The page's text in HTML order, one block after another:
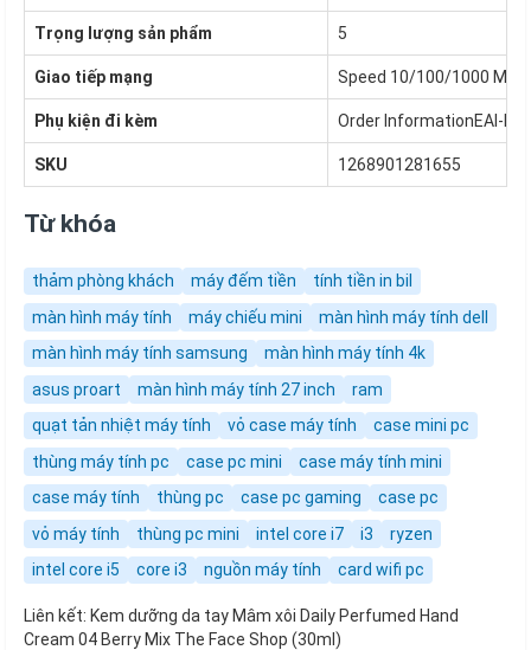
Trọng lượng sản phẩm 5
Giao tiếp mạng Speed 10/100/1000
Phụ kiện đi kèm Order InformationEAI-
SKU 1268901281655
Từ khóa
thảm phòng khách máy đếm tiền
tính tiền in bil
màn hình máy tính
máy chiếu mini
màn hình máy tính dell
màn hình máy tính samsung
màn hình máy tính 4k
asus proart
màn hình máy tính 27 inch
ram
quạt tản nhiệt máy tính
vỏ case máy tính
case mini pc
thùng máy tính pc
case pc mini
case máy tính mini
case máy tính
thùng pc case pc gaming
case pc
vỏ máy tính
thùng pc mini intel core i7 i3
ryzen
intel core i5
core i3 nguồn máy tính card wifi pc
Liên kết: Kem dưỡng da tay Mâm xôi Daily Perfumed Hand
Cream 04 Berry Mix The Face Shop (30ml)